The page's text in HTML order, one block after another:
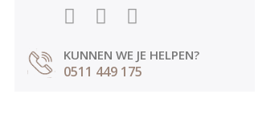
KUNNEN WE JE HELPEN?
0511 449 175